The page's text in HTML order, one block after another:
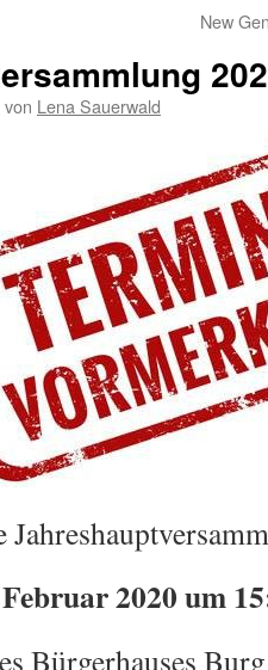
New
von Lena Sauerwald
2020 um
Bürgerhauses